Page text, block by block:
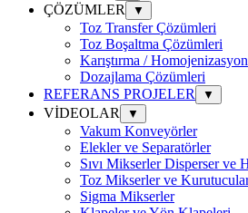
ÇÖZÜMLER ▼
Toz Transfer Çözümleri
Toz Boşaltma Çözümleri
Karıştırma / Homojenizasyon
Dozajlama Çözümleri
REFERANS PROJELER
▼
VİDEOLAR ▼
Vakum Konveyörler
Elekler ve Separatörler
Sıvı Mikserler Disperser ve
Toz Mikserler ve
Sigma Mikserler